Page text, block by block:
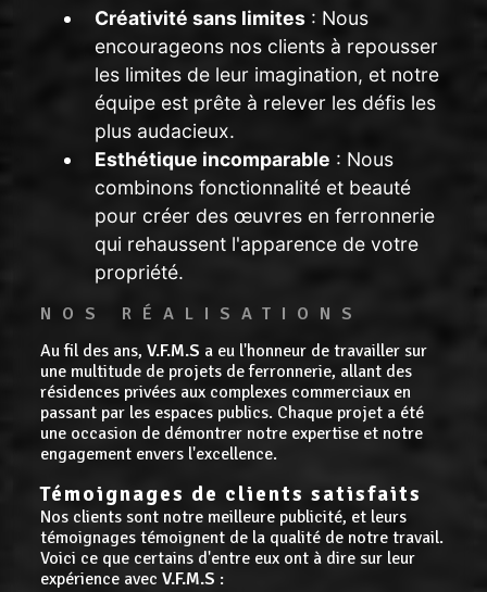
Créativité sans limites: Nous
encourageons nos clients à repousser
les limites de leur imagination, et notre
équipe est prête à relever les défis les
plus audacieux.
Esthétique incomparable : Nous
combinons fonctionnalité et beauté
pour créer des œuvres en ferronnerie
qui rehaussent l'apparence de votre
propriété.
NOS RÉALISATIONS
Au fil des ans, V.F.M.S a eu l'honneur de travailler sur
une multitude de projets de ferronnerie, allant des
résidences privées aux complexes commerciaux en
passant par les espaces publics. Chaque projet a été
une occasion de démontrer notre expertise et notre
engagement envers l'excellence.
Témoignages de clients satisfaits
Nos clients sont notre meilleure publicité, et leurs
témoignages témoignent de la qualité de notre travail.
Voici ce que certains d'entre eux ont à dire sur leur
expérience avec V.F.M.S :